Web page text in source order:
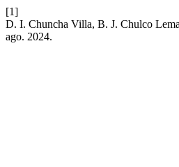
[1]
D. I. Chuncha Villa, B. J. Chulco
ago. 2024.